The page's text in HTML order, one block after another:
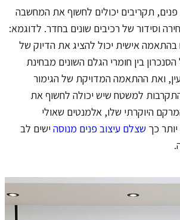
פנים, תקריבים יכולים לחשוף את המחשבה
וסידור של רכיבים שונים בחדר. לדוגמא:
אישית יכול להציג את הדיוק של
בין חומרי הגלם השונים מבחינת
ואת ההתאמה המדויקת של הגימור
למשטח שיש יכולה לחשוף את
היוקרתי שלו, אלמנטים שאולי
כך שצלם עיצוב פנים מנוסה ישים לב